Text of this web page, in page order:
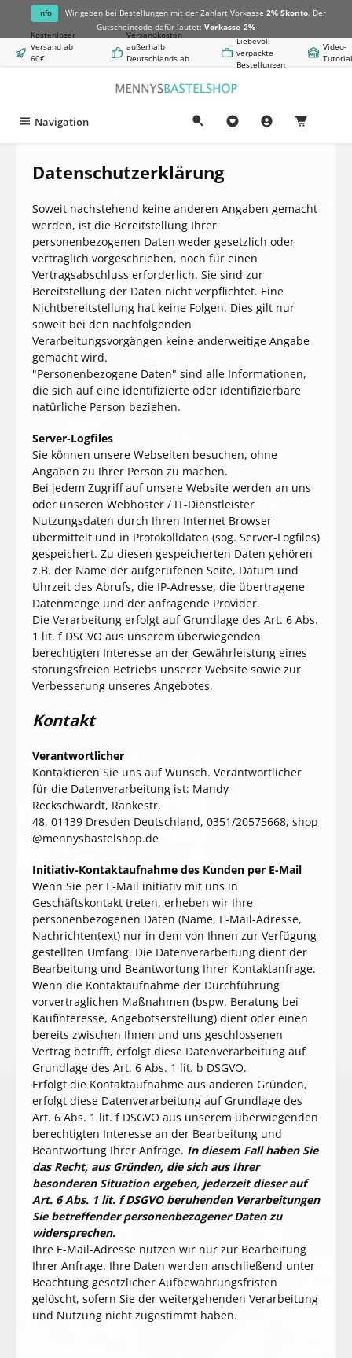
springen
Info Wir geben bei Bestellungen mit der Zahlart Vorkasse 2% Skonto. Der
Gutscheincode dafür lautet: Vorkasse_2%
Kostenloser
Versand ab
60€
Versandkosten
außerhalb
Deutschlands ab
Liebevoll
verpackte
Bestellungen
Video-
Navigation Du hast 0 Produkte
Datenschutzerklärung
Soweit nachstehend keine anderen Angaben gemacht
werden, ist die Bereitstellung Ihrer
personenbezogenen Daten weder gesetzlich oder
vertraglich vorgeschrieben, noch für einen
Vertragsabschluss erforderlich. Sie sind zur
Bereitstellung der Daten nicht verpflichtet. Eine
Nichtbereitstellung hat keine Folgen. Dies gilt nur
soweit bei den nachfolgenden
Verarbeitungsvorgängen keine anderweitige Angabe
gemacht wird.
"Personenbezogene Daten" sind alle Informationen,
die sich auf eine identifizierte oder identifizierbare
natürliche Person beziehen.
Server-Logfiles
Sie können unsere Webseiten besuchen, ohne
Angaben zu Ihrer Person zu machen.
Bei jedem Zugriff auf unsere Website werden an uns
oder unseren Webhoster / IT-Dienstleister
Nutzungsdaten durch Ihren Internet Browser
übermittelt und in Protokolldaten (sog. Server-Logfiles)
gespeichert. Zu diesen gespeicherten Daten gehören
z.B. der Name der aufgerufenen Seite, Datum und
Uhrzeit des Abrufs, die IP-Adresse, die übertragene
Datenmenge und der anfragende Provider.
Die Verarbeitung erfolgt auf Grundlage des Art. 6 Abs.
1 lit. f DSGVO aus unserem überwiegenden
berechtigten Interesse an der Gewährleistung eines
störungsfreien Betriebs unserer Website sowie zur
Verbesserung unseres Angebotes.
Kontakt
Verantwortlicher
Kontaktieren Sie uns auf Wunsch. Verantwortlicher
für die Datenverarbeitung ist: Mandy
Reckschwardt, Rankestr.
48, 01139 Dresden Deutschland, 0351/20575668, shop
@mennysbastelshop.de
Initiativ-Kontaktaufnahme des Kunden per E-Mail
Wenn Sie per E-Mail initiativ mit uns in
Geschäftskontakt treten, erheben wir Ihre
personenbezogenen Daten (Name, E-Mail-Adresse,
Nachrichtentext) nur in dem von Ihnen zur Verfügung
gestellten Umfang. Die Datenverarbeitung dient der
Bearbeitung und Beantwortung Ihrer Kontaktanfrage.
Wenn die Kontaktaufnahme der Durchführung
vorvertraglichen Maßnahmen (bspw. Beratung bei
Kaufinteresse, Angebotserstellung) dient oder einen
bereits zwischen Ihnen und uns geschlossenen
Vertrag betrifft, erfolgt diese Datenverarbeitung auf
Grundlage des Art. 6 Abs. 1 lit. b DSGVO.
Erfolgt die Kontaktaufnahme aus anderen Gründen,
erfolgt diese Datenverarbeitung auf Grundlage des
Art. 6 Abs. 1 lit. f DSGVO aus unserem überwiegenden
berechtigten Interesse an der Bearbeitung und
Beantwortung Ihrer Anfrage. In diesem Fall haben Sie
das Recht, aus Gründen, die sich aus Ihrer
besonderen Situation ergeben, jederzeit dieser auf
Art. 6 Abs. 1 lit. f DSGVO beruhenden Verarbeitungen
Sie betreffender personenbezogener Daten zu
widersprechen.
Ihre E-Mail-Adresse nutzen wir nur zur Bearbeitung
Ihrer Anfrage. Ihre Daten werden anschließend unter
Beachtung gesetzlicher Aufbewahrungsfristen
gelöscht, sofern Sie der weitergehenden Verarbeitung
und Nutzung nicht zugestimmt haben.